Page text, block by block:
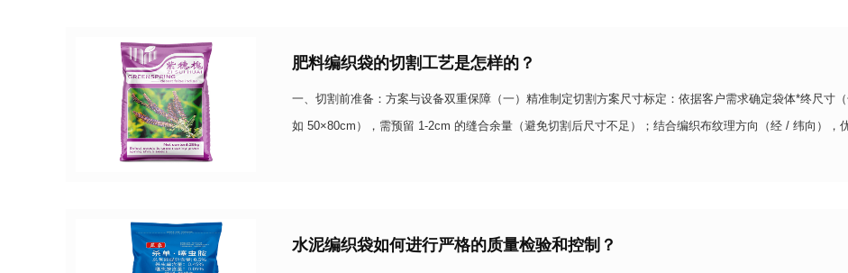
肥料编织袋的切割工艺是怎样的？
一、切割前准备：方案与设备双重保障（一）精准制定切割方案尺寸标定：依据客户需求确定袋体*终尺寸（
如 50×80cm），需预留 1-2cm 的缝合余量（避免切割后尺寸不足）；结合编织布纹理方向（经 / 纬向），
水泥编织袋如何进行严格的质量检验和控制？